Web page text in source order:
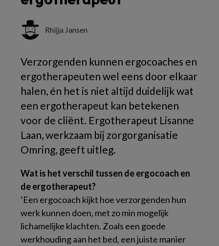
Rhijja Jansen
Verzorgenden kunnen ergocoaches en
ergotherapeuten wel eens door elkaar
halen, én het is niet altijd duidelijk wat
een ergotherapeut kan betekenen
voor de cliënt. Ergotherapeut Lisanne
Laan, werkzaam bij zorgorganisatie
Omring, geeft uitleg.
Wat is het verschil tussen de ergocoach en
de ergotherapeut?
‘Een ergocoach kijkt hoe verzorgenden hun
werk kunnen doen, met zo min mogelijk
lichamelijke klachten. Zoals een goede
werkhouding aan het bed, een juiste manier